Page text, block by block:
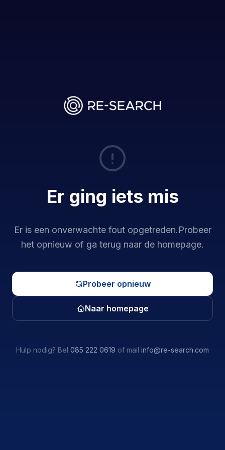
Er ging iets mis
Er is een onverwachte fout opgetreden.Probeer
het opnieuw of ga terug naar de homepage.
Probeer opnieuw
Naar homepage
Hulp nodig? Bel 085 222 0619 of mail info@re-search.com